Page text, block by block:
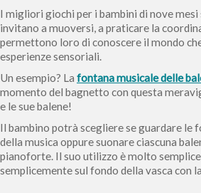
I migliori giochi per i bambini di nove mesi
invitano a muoversi, a praticare la
permettono loro di conoscere il mondo
esperienze sensoriali.
Un esempio? La fontana musicale delle
momento del bagnetto con questa
e le sue balene!
Il bambino potrà scegliere se guardare le
della musica oppure suonare ciascuna
pianoforte. Il suo utilizzo è molto
semplicemente sul fondo della vasca con